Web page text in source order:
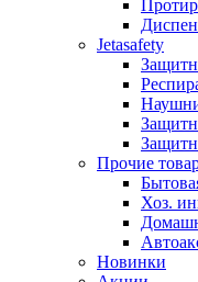
Jetasafety
Прочие
Хоз.
Новинки